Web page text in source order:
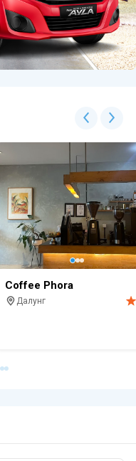
Coffee Phora
Далунг